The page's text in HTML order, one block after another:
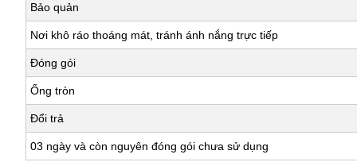
Bảo quản
Nơi khô ráo thoáng mát, tránh ánh nắng trực tiếp
Đóng gói
Ống tròn
Đổi trả
03 ngày và còn nguyên đóng gói chưa sử dụng